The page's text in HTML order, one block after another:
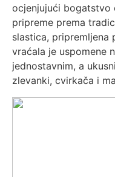
ocjenjujući bogatstvo
pripreme prema
slastica, pripremljena
vraćala je uspomene
jednostavnim, a
zlevanki, cvirkača i